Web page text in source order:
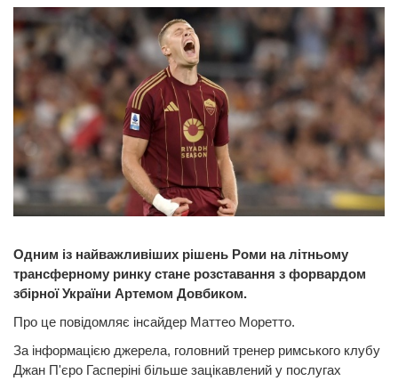
Одним із найважливіших рішень Роми на літньому
трансферному ринку стане розставання з форвардом
збірної України Артемом Довбиком.
Про це повідомляє інсайдер Маттео Моретто.
За інформацією джерела, головний тренер римського клубу
Джан П'єро Гасперіні більше зацікавлений у послугах